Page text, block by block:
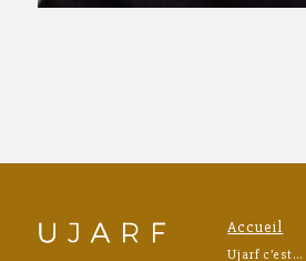
Accueil
Ujarf c’est…